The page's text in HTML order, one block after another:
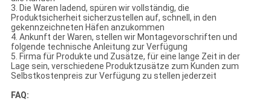
3. Die Waren ladend, spüren wir vollständig, die
Produktsicherheit sicherzustellen auf, schnell, in den
gekennzeichneten Häfen anzukommen
4. Ankunft der Waren, stellen wir Montagevorschriften und
folgende technische Anleitung zur Verfügung
5. Firma für Produkte und Zusätze, für eine lange Zeit in der
Lage sein, verschiedene Produktzusätze zum Kunden zum
Selbstkostenpreis zur Verfügung zu stellen jederzeit
FAQ: